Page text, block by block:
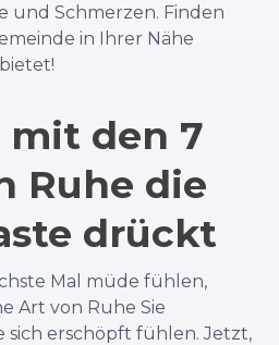
und Schmerzen. Finden
in Ihrer Nähe
mit den 7
Ruhe die
drückt
Mal müde fühlen,
Art von Ruhe Sie
sich erschöpft fühlen. Jetzt,